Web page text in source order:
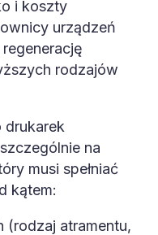
i koszty
urządzeń
rodzajów
drukarek
na
musi spełniać
kątem:
(rodzaj atramentu,